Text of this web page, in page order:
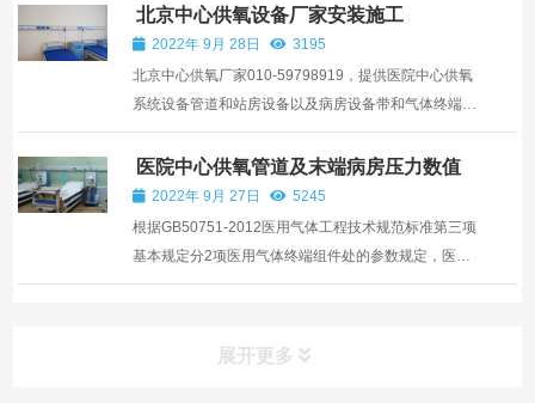
要。 在检查阶段，我们注重每一个细节。从电源和供电
线路开始，确保系统电源正常，供电线路无损坏，避免
因电源问...
北京中心供氧设备厂家安装施工
2022年 9月 28日
3195
北京中心供氧厂家010-59798919，提供医院中心供氧
系统设备管道和站房设备以及病房设备带和气体终端的
销售与施工服务。医用气体系统产品包括医用中心供氧
系统，医用呼叫对讲系统，医用负压吸引系统，医院手
术室净化装修改造工程以及医院ICU病房与负压病房的
建设施工设...
医院中心供氧管道及末端病房压力数值
2022年 9月 27日
5245
根据GB50751-2012医用气体工程技术规范标准第三项
基本规定分2项医用气体终端组件处的参数规定，医院
中心供氧压力正常值分为手术室及用氧化亚氮进行麻醉
展开更多